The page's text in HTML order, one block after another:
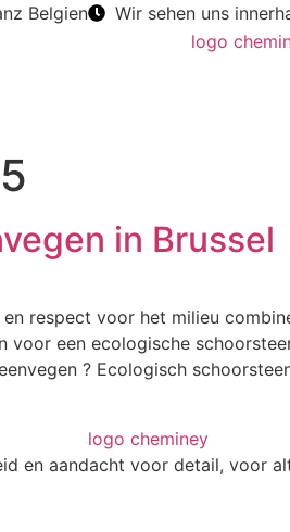
Belgien Wir sehen uns
in Brussel
respect voor het milieu
een ecologische
? Ecologisch
en aandacht voor detail, voor